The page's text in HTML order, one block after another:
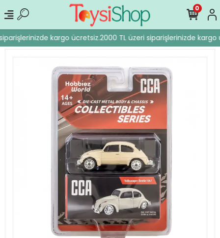
kargo ücretsiz.2000 TL üzeri siparişlerinizde kargo
0